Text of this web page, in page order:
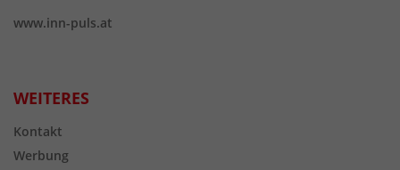
www.inn-puls.at
WEITERES
Kontakt
Werbung